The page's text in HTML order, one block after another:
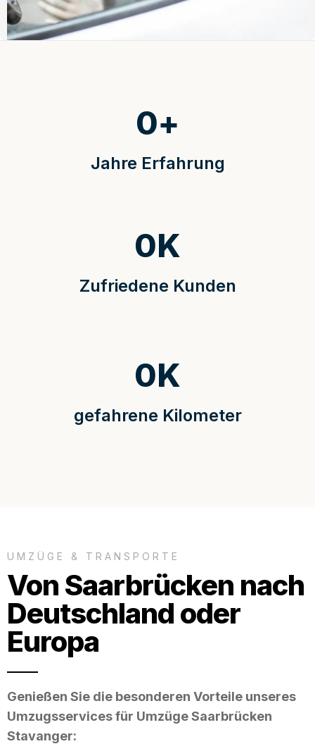
Jahre Erfahrung
0+
Zufriedene Kunden
0K
gefahrene Kilometer
0K
UMZÜGE & TRANSPORTE
Von Saarbrücken nach
Deutschland oder
Europa
Genießen Sie die besonderen Vorteile unseres
Umzugsservices für Umzüge Saarbrücken
Stavanger: